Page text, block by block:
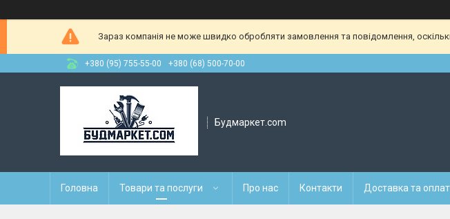
Зараз компанія не може швидко обробляти замовлення та повідомлення,
+380 (95) 755-55-00 +380 (68) 500-70-00
Будмаркет.com
Головна Товари та послуги Про нас Контакти Доставка та